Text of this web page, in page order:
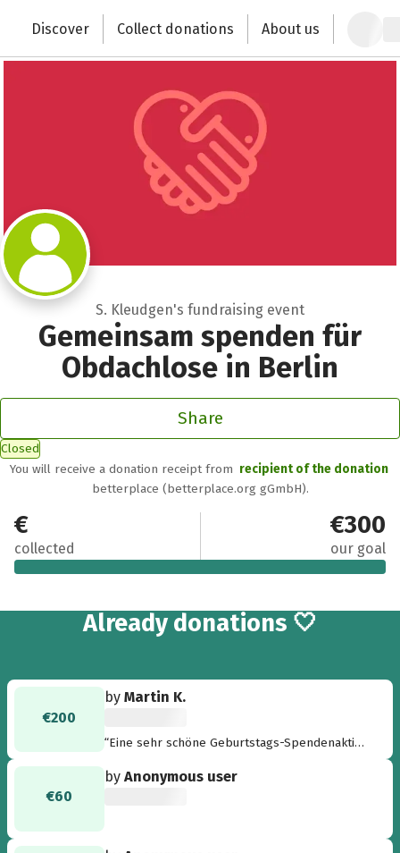
Change the world with your donation
Discover Collect donations About us
S. Kleudgen's fundraising event
Gemeinsam spenden für
Obdachlose in Berlin
Share
Closed
You will receive a donation receipt from recipient of the donation
betterplace (betterplace.org gGmbH).
€1,000
collected
€300
our goal
Already 8
donations 🤍
€200
byMartin K.
“Eine sehr schöne Geburtstags-Spendenaktion
€60
byAnonymous user